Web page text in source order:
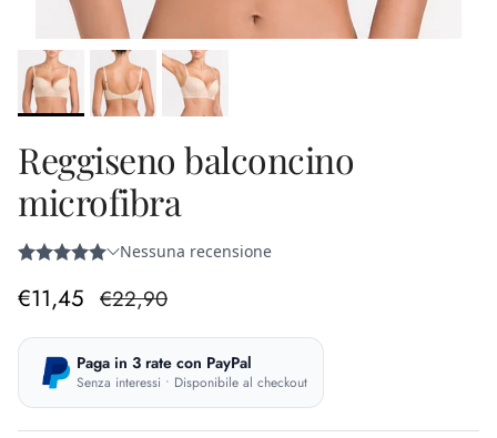
Reggiseno balconcino
microfibra
Prezzo di vendita
€11,45 Prezzo normale
€22,90
Paga in 3 rate con PayPal
Senza interessi • Disponibile al checkout